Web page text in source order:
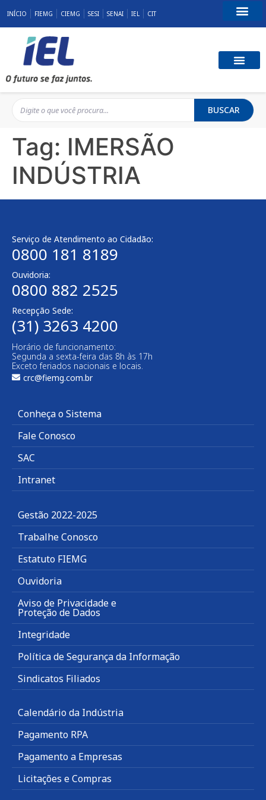
INÍCIO FIEMG CIEMG SESI SENAI IEL CIT
BUSCAR
Tag: IMERSÃO
INDÚSTRIA
Serviço de Atendimento ao Cidadão:
0800 181 8189
Ouvidoria:
0800 882 2525
Recepção Sede:
(31) 3263 4200
Horário de funcionamento:
Segunda a sexta-feira das 8h às 17h
Exceto feriados nacionais e locais.
crc@fiemg.com.br
Conheça o Sistema
Fale Conosco
SAC
Intranet
Gestão 2022-2025
Trabalhe Conosco
Estatuto FIEMG
Ouvidoria
Aviso de Privacidade e
Proteção de Dados
Integridade
Política de Segurança da Informação
Sindicatos Filiados
Calendário da Indústria
Pagamento RPA
Pagamento a Empresas
Licitações e Compras